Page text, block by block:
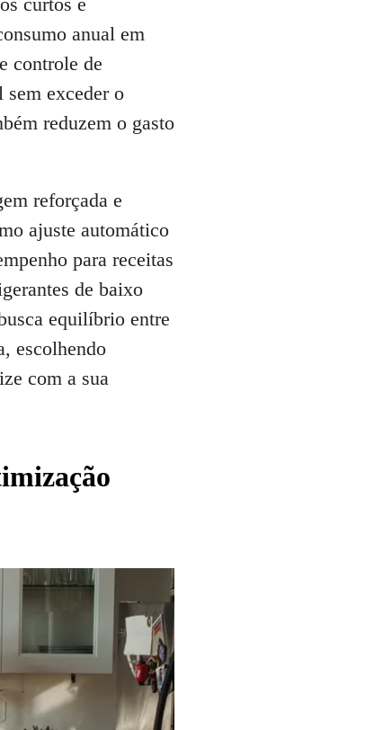
anual em
controle de
sem exceder o
reduzem o gasto
reforçada e
ajuste automático
para receitas
de baixo
equilíbrio entre
escolhendo
com a sua